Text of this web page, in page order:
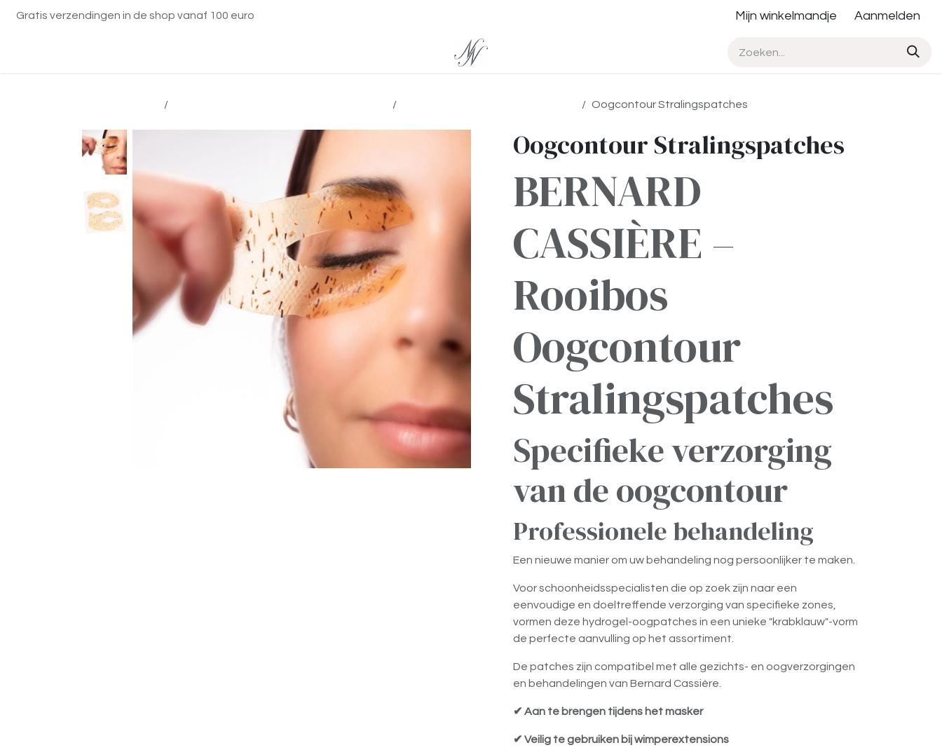
Gratis verzendingen in de shop vanaf 100 euro Mijn winkelmandje Aanmelden
Oogcontour Stralingspatches
Oogcontour Stralingspatches
BERNARD
CASSIÈRE –
Rooibos
Oogcontour
Stralingspatches
Specifieke verzorging
van de oogcontour
Professionele behandeling
Een nieuwe manier om uw behandeling nog persoonlijker te maken.
Voor schoonheidsspecialisten die op zoek zijn naar een
eenvoudige en doeltreffende verzorging van specifieke zones,
vormen deze hydrogel-oogpatches in een unieke "krabklauw"-vorm
de perfecte aanvulling op het assortiment.
De patches zijn compatibel met alle gezichts- en oogverzorgingen
en behandelingen van Bernard Cassière.
✔ Aan te brengen tijdens het masker
✔ Veilig te gebruiken bij wimperextensions